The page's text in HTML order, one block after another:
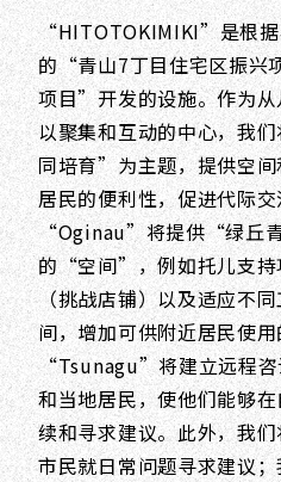
“HITOTOKIMIKI”是根据
的“青山7丁目住宅区振兴
项目”开发的设施。作为
以聚集和互动的中心，我
同培育”为主题，提供空
居民的便利性，促进代际
“Oginau”将提供“绿丘
的“空间”，例如托儿支持
（挑战店铺）以及适应不
间，增加可供附近居民使
“Tsunagu”将建立远程咨
和当地居民，使他们能够
续和寻求建议。此外，我
市民就日常问题寻求建议